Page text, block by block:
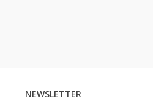
NEWSLETTER